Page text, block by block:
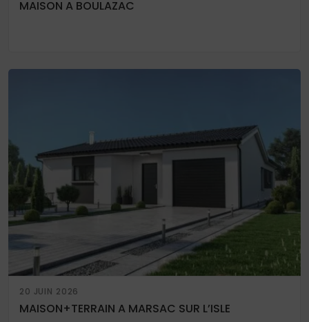
MAISON A BOULAZAC
20 JUIN 2026
MAISON+TERRAIN A MARSAC SUR L’ISLE